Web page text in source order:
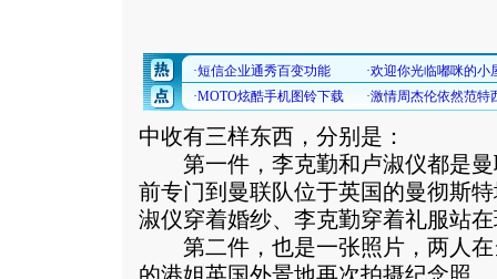
中收有三样东西，分别是：
第一件，李克勤和卢淑仪都是曼
前专门到曼联队位于英国的曼彻斯
淑仪穿着婚纱、李克勤穿着礼服站
第二件，也是一张照片，两人